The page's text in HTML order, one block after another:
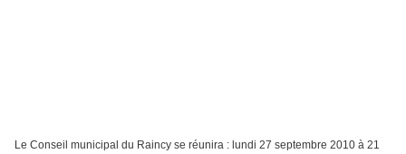
Le Conseil municipal du Raincy se réunira : lundi 27 septembre 2010 à 21